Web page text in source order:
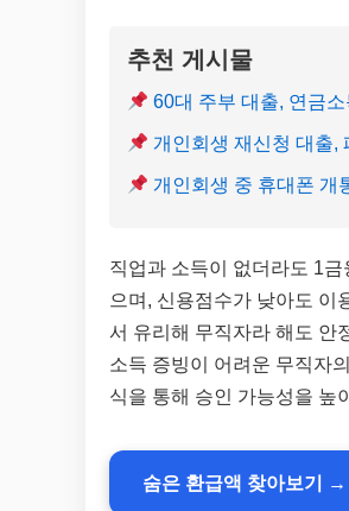
추천 게시물
60대 주부 대출, 연금
개인회생 재신청 대출,
개인회생 중 휴대폰 개
직업과 소득이 없더라도 1
으며, 신용점수가 낮아도 이
서 유리해 무직자라 해도 안
소득 증빙이 어려운 무직자
식을 통해 승인 가능성을 높
숨은 환급액 찾아보기 →